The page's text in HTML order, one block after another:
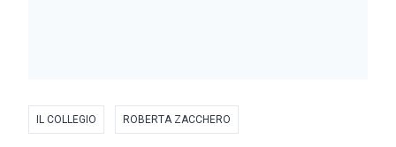
IL COLLEGIO ROBERTA ZACCHERO